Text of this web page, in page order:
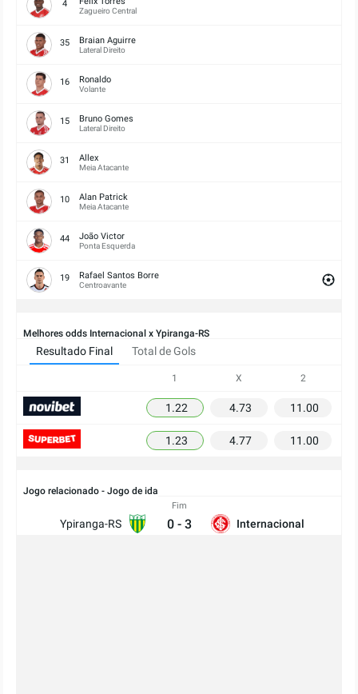
Jogo relacionado - Jogo de ida
Ypiranga-RS
Fim
0 - 3 Internacional
4
Zagueiro Central
35 Braian Aguirre
Lateral Direito
16 Ronaldo
Volante
15 Bruno Gomes
Lateral Direito
31 Allex
Meia Atacante
10 Alan Patrick
Meia Atacante
44 João Victor
Ponta Esquerda
19 Rafael Santos Borre
Centroavante
Melhores odds Internacional x Ypiranga-RS
Resultado Final Total de Gols
1 X 2
1.22 4.73 11.00
1.23 4.77 11.00